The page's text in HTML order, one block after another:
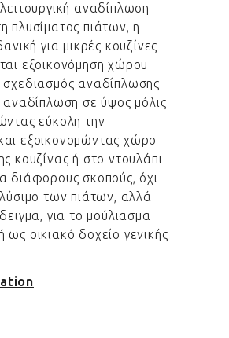
αναδίπλωση
πλυσίματος πιάτων, η
για μικρές κουζίνες
εξοικονόμηση χώρου
σχεδιασμός αναδίπλωσης
αναδίπλωση σε ύψος μόλις
εύκολη την
εξοικονομώντας χώρο
κουζίνας ή στο ντουλάπι
διάφορους σκοπούς, όχι
των πιάτων, αλλά
για το μούλιασμα
οικιακό δοχείο γενικής